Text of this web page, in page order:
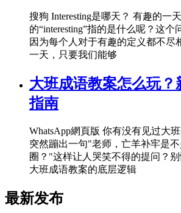
搜狗 Interesting是哪天？ 有趣的一
的“interesting”指的是什么呢？这个
因为每个人对于有趣的定义都不尽
一天，只要我们能够
大班成语教案怎么玩？
指南
WhatsApp網頁版 你有没有见过大
突然蹦出一句"老师，亡羊补牢是
圈？"这样让人哭笑不得的提问？
大班成语教案的底层逻辑
最新发布